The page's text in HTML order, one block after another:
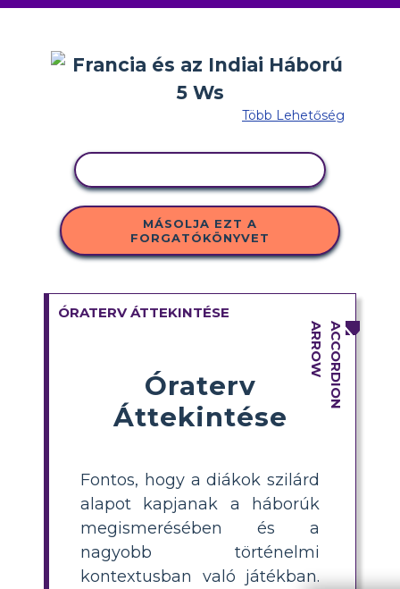
Több Lehetőség
MÁSOLJA EZT A
FORGATÓKÖNYVET
ÓRATERV ÁTTEKINTÉSE
Óraterv
Áttekintése
Fontos, hogy a diákok szilárd
alapot kapjanak a háborúk
megismerésében és a
nagyobb történelmi
kontextusban való játékban.